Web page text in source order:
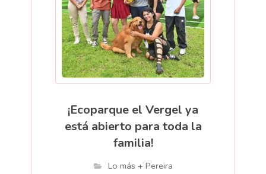
¡Ecoparque el Vergel ya
está abierto para toda la
familia!
Lo más + Pereira